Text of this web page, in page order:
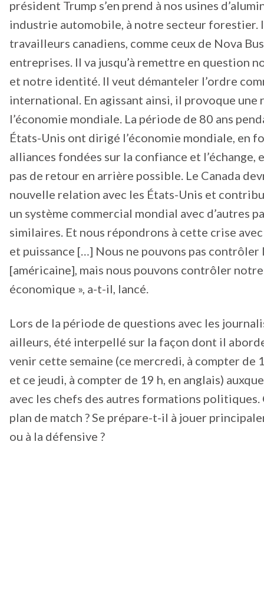
président Trump s’en prend à nos usines
industrie automobile, à notre secteur forestier.
travailleurs canadiens, comme ceux de Nova
entreprises. Il va jusqu’à remettre en question
et notre identité. Il veut démanteler l’ordre
international. En agissant ainsi, il provoque une
l’économie mondiale. La période de 80 ans
États-Unis ont dirigé l’économie mondiale, en
alliances fondées sur la confiance et l’échange,
pas de retour en arrière possible. Le Canada
nouvelle relation avec les États-Unis et
un système commercial mondial avec d’autres
similaires. Et nous répondrons à cette crise
et puissance […] Nous ne pouvons pas contrôler
[américaine], mais nous pouvons contrôler
économique », a-t-il, lancé.
Lors de la période de questions avec les
ailleurs, été interpellé sur la façon dont il
venir cette semaine (ce mercredi, à compter de
et ce jeudi, à compter de 19 h, en anglais)
avec les chefs des autres formations politiques.
plan de match ? Se prépare-t-il à jouer
ou à la défensive ?